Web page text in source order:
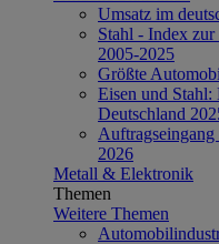
Umsatz im
Stahl - Index
2005-2025
Größte
Eisen und
Deutschland
2026
Metall & Elektronik
Themen
Weitere Themen